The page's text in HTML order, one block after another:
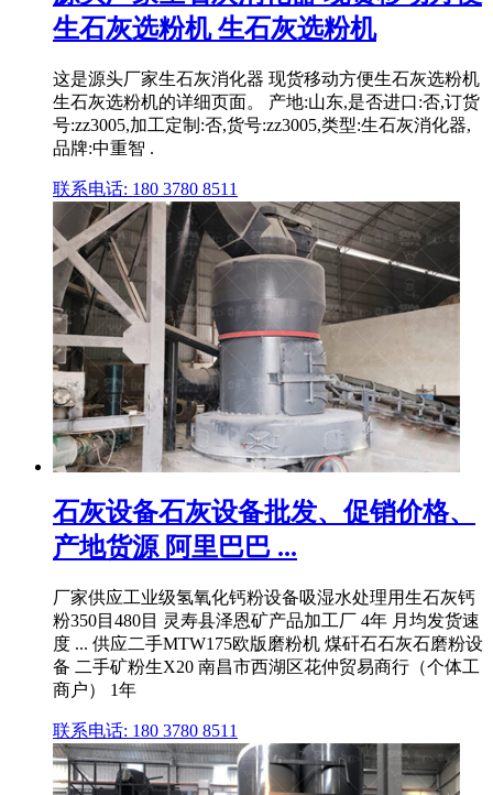
生石灰选粉机 生石灰选粉机
这是源头厂家生石灰消化器 现货移动方便生石灰选粉机
生石灰选粉机的详细页面。 产地:山东,是否进口:否,订货
号:zz3005,加工定制:否,货号:zz3005,类型:生石灰消化器,
品牌:中重智 .
联系电话: 180 3780 8511
石灰设备石灰设备批发、促销价格、
产地货源 阿里巴巴 ...
厂家供应工业级氢氧化钙粉设备吸湿水处理用生石灰钙
粉350目480目 灵寿县泽恩矿产品加工厂 4年 月均发货速
度 ... 供应二手MTW175欧版磨粉机 煤矸石石灰石磨粉设
备 二手矿粉生X20 南昌市西湖区花仲贸易商行（个体工
商户） 1年
联系电话: 180 3780 8511